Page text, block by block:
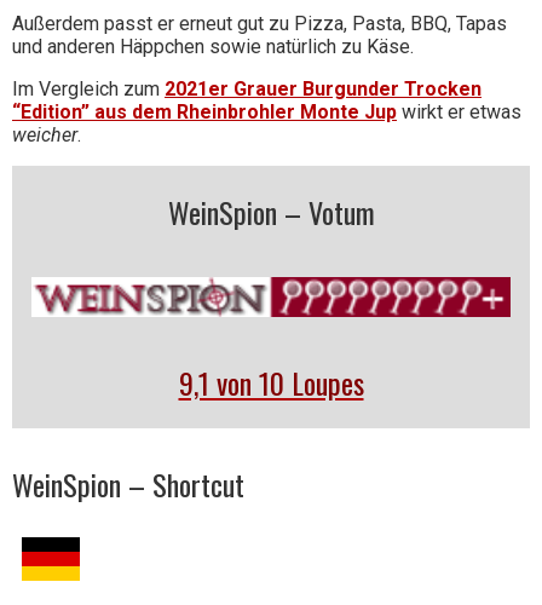
Außerdem passt er erneut gut zu Pizza, Pasta, BBQ, Tapas
und anderen Häppchen sowie natürlich zu Käse.
Im Vergleich zum 2021er Grauer Burgunder Trocken
“Edition” aus dem Rheinbrohler Monte Jup wirkt er etwas
weicher.
WeinSpion – Votum
9,1 von 10 Loupes
WeinSpion – Shortcut